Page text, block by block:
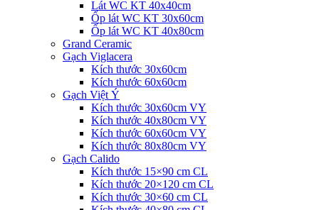
Lát WC KT 40x40cm
Ốp lát WC KT 30x60cm
Ốp lát WC KT 40x80cm
Grand Ceramic
Gạch Viglacera
Kích thước 30x60cm
Kích thước 60x60cm
Gạch Việt Ý
Kích thước 30x60cm VY
Kích thước 40x80cm VY
Kích thước 60x60cm VY
Kích thước 80x80cm VY
Gạch Calido
Kích thước 15×90 cm CL
Kích thước 20×120 cm CL
Kích thước 30×60 cm CL